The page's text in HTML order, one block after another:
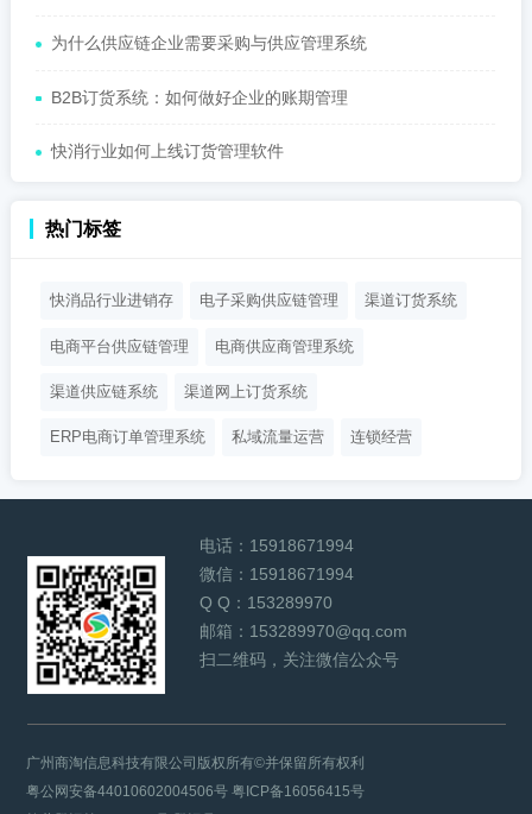
为什么供应链企业需要采购与供应管理系统
B2B订货系统：如何做好企业的账期管理
快消行业如何上线订货管理软件
热门标签
快消品行业进销存 电子采购供应链管理 渠道订货系统
电商平台供应链管理 电商供应商管理系统
渠道供应链系统 渠道网上订货系统
ERP电商订单管理系统 私域流量运营 连锁经营
电话： 15918671994
微信： 15918671994
Q Q： 153289970
邮箱： 153289970@qq.com
扫二维码，关注微信公众号
广州商淘信息科技有限公司版权所有©并保留所有权利
粤公网安备44010602004506号粤ICP备16056415号